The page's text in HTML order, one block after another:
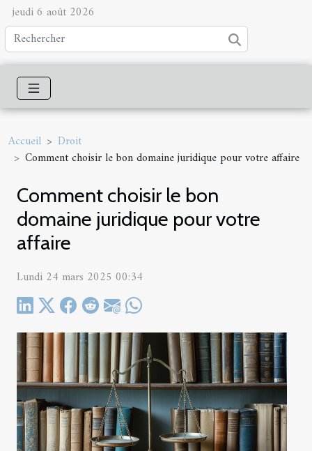
jeudi 6 août 2026
Accueil
Droit
Comment choisir le bon domaine juridique pour votre affaire
Comment choisir le bon
domaine juridique pour votre
affaire
Lundi 24 mars 2025 00:34